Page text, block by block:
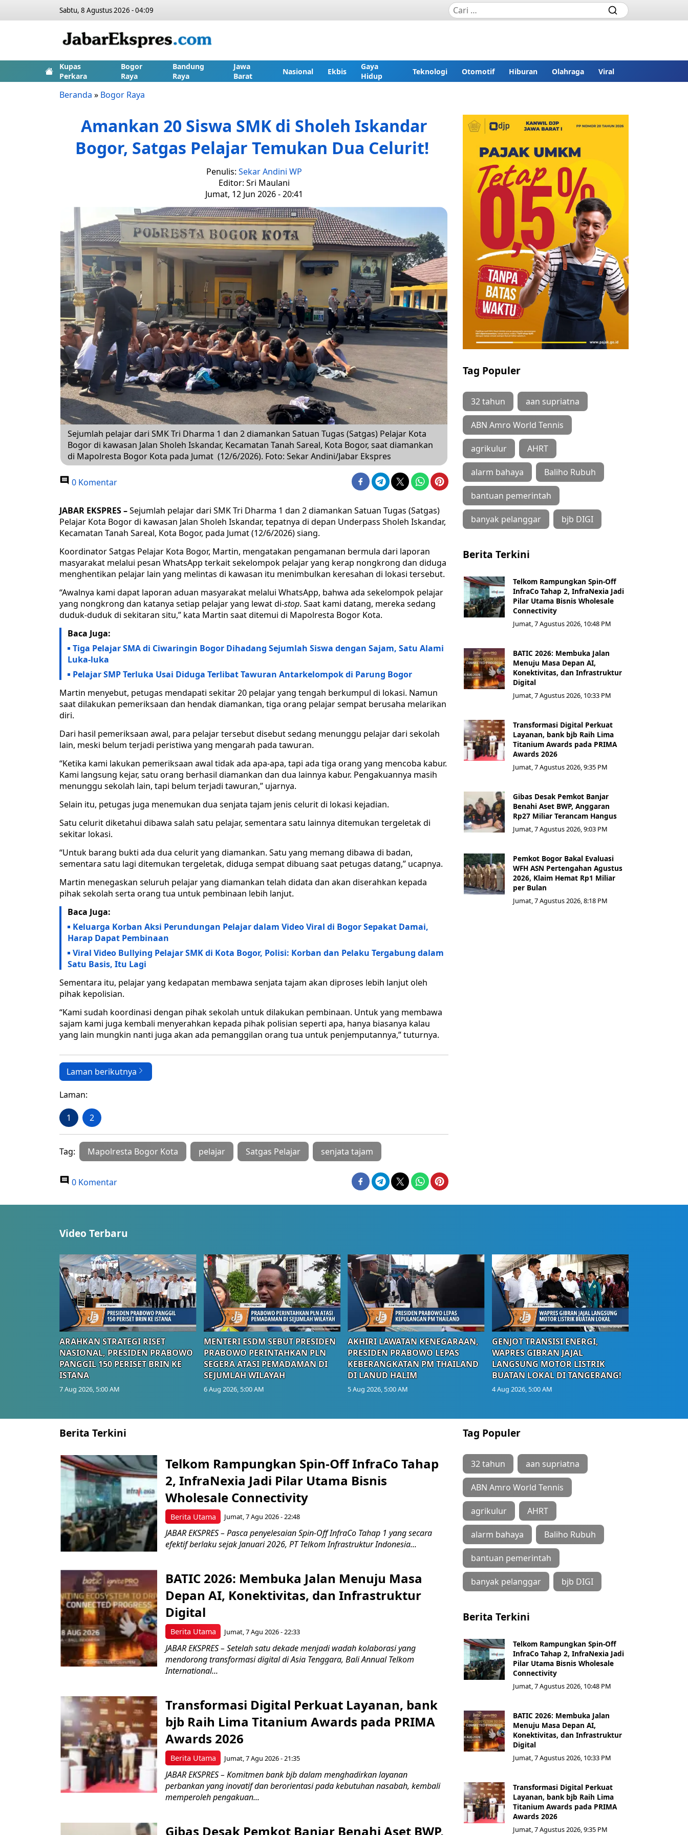
Sabtu, 8 Agustus 2026 - 04:09
Kupas
Perkara
Bogor
Raya
Bandung
Raya
Jawa
Barat
Nasional Ekbis
Gaya
Hidup
Teknologi Otomotif Hiburan Olahraga Viral
Beranda » Bogor Raya
Amankan 20 Siswa SMK di Sholeh Iskandar
Bogor, Satgas Pelajar Temukan Dua Celurit!
Penulis: Sekar Andini WP
Editor: Sri Maulani
Jumat, 12 Jun 2026 - 20:41
Sejumlah pelajar dari SMK Tri Dharma 1 dan 2 diamankan Satuan Tugas (Satgas) Pelajar Kota
Bogor di kawasan Jalan Sholeh Iskandar, Kecamatan Tanah Sareal, Kota Bogor, saat diamankan
di Mapolresta Bogor Kota pada Jumat (12/6/2026). Foto: Sekar Andini/Jabar Ekspres
0 Komentar
JABAR EKSPRES –Sejumlah pelajar dari SMK Tri Dharma 1 dan 2 diamankan Satuan Tugas (Satgas)
Pelajar Kota Bogor di kawasan Jalan Sholeh Iskandar, tepatnya di depan Underpass Sholeh Iskandar,
Kecamatan Tanah Sareal, Kota Bogor, pada Jumat (12/6/2026) siang.
Koordinator Satgas Pelajar Kota Bogor, Martin, mengatakan pengamanan bermula dari laporan
masyarakat melalui pesan WhatsApp terkait sekelompok pelajar yang kerap nongkrong dan diduga
menghentikan pelajar lain yang melintas di kawasan itu menimbulkan keresahan di lokasi tersebut.
“Awalnya kami dapat laporan aduan masyarakat melalui WhatsApp, bahwa ada sekelompok pelajar
yang nongkrong dan katanya setiap pelajar yang lewat di-stop. Saat kami datang, mereka sedang
duduk-duduk di sekitaran situ,” kata Martin saat ditemui di Mapolresta Bogor Kota.
Baca Juga:
Tiga Pelajar SMA di Ciwaringin Bogor Dihadang Sejumlah Siswa dengan Sajam, Satu Alami
Luka-luka
Pelajar SMP Terluka Usai Diduga Terlibat Tawuran Antarkelompok di Parung Bogor
Martin menyebut, petugas mendapati sekitar 20 pelajar yang tengah berkumpul di lokasi. Namun
saat dilakukan pemeriksaan dan hendak diamankan, tiga orang pelajar sempat berusaha melarikan
diri.
Dari hasil pemeriksaan awal, para pelajar tersebut disebut sedang menunggu pelajar dari sekolah
lain, meski belum terjadi peristiwa yang mengarah pada tawuran.
“Ketika kami lakukan pemeriksaan awal tidak ada apa-apa, tapi ada tiga orang yang mencoba kabur.
Kami langsung kejar, satu orang berhasil diamankan dan dua lainnya kabur. Pengakuannya masih
menunggu sekolah lain, tapi belum terjadi tawuran,” ujarnya.
Selain itu, petugas juga menemukan dua senjata tajam jenis celurit di lokasi kejadian.
Satu celurit diketahui dibawa salah satu pelajar, sementara satu lainnya ditemukan tergeletak di
sekitar lokasi.
“Untuk barang bukti ada dua celurit yang diamankan. Satu yang memang dibawa di badan,
sementara satu lagi ditemukan tergeletak, diduga sempat dibuang saat petugas datang,” ucapnya.
Martin menegaskan seluruh pelajar yang diamankan telah didata dan akan diserahkan kepada
pihak sekolah serta orang tua untuk pembinaan lebih lanjut.
Baca Juga:
Keluarga Korban Aksi Perundungan Pelajar dalam Video Viral di Bogor Sepakat Damai,
Harap Dapat Pembinaan
Viral Video Bullying Pelajar SMK di Kota Bogor, Polisi: Korban dan Pelaku Tergabung dalam
Satu Basis, Itu Lagi
Sementara itu, pelajar yang kedapatan membawa senjata tajam akan diproses lebih lanjut oleh
pihak kepolisian.
“Kami sudah koordinasi dengan pihak sekolah untuk dilakukan pembinaan. Untuk yang membawa
sajam kami juga kembali menyerahkan kepada pihak polisian seperti apa, hanya biasanya kalau
yang lain mungkin nanti juga akan ada pemanggilan orang tua untuk penjemputannya,” tuturnya.
Laman berikutnya
Laman:
1 2
Tag: Mapolresta Bogor Kota pelajar Satgas Pelajar senjata tajam
0 Komentar
Tag Populer
32 tahun aan supriatna
ABN Amro World Tennis
agrikulur AHRT
alarm bahaya Baliho Rubuh
bantuan pemerintah
banyak pelanggar bjb DIGI
Berita Terkini
Telkom Rampungkan Spin-Off
InfraCo Tahap 2, InfraNexia Jadi
Pilar Utama Bisnis Wholesale
Connectivity
Jumat, 7 Agustus 2026, 10:48 PM
BATIC 2026: Membuka Jalan
Menuju Masa Depan AI,
Konektivitas, dan Infrastruktur
Digital
Jumat, 7 Agustus 2026, 10:33 PM
Transformasi Digital Perkuat
Layanan, bank bjb Raih Lima
Titanium Awards pada PRIMA
Awards 2026
Jumat, 7 Agustus 2026, 9:35 PM
Gibas Desak Pemkot Banjar
Benahi Aset BWP, Anggaran
Rp27 Miliar Terancam Hangus
Jumat, 7 Agustus 2026, 9:03 PM
Pemkot Bogor Bakal Evaluasi
WFH ASN Pertengahan Agustus
2026, Klaim Hemat Rp1 Miliar
per Bulan
Jumat, 7 Agustus 2026, 8:18 PM
Video Terbaru
ARAHKAN STRATEGI RISET
NASIONAL, PRESIDEN PRABOWO
PANGGIL 150 PERISET BRIN KE
ISTANA
7 Aug 2026, 5:00 AM
MENTERI ESDM SEBUT PRESIDEN
PRABOWO PERINTAHKAN PLN
SEGERA ATASI PEMADAMAN DI
SEJUMLAH WILAYAH
6 Aug 2026, 5:00 AM
AKHIRI LAWATAN KENEGARAAN,
PRESIDEN PRABOWO LEPAS
KEBERANGKATAN PM THAILAND
DI LANUD HALIM
5 Aug 2026, 5:00 AM
GENJOT TRANSISI ENERGI,
WAPRES GIBRAN JAJAL
LANGSUNG MOTOR LISTRIK
BUATAN LOKAL DI TANGERANG!
4 Aug 2026, 5:00 AM
Berita Terkini
Berita Utama
Telkom Rampungkan Spin-Off InfraCo Tahap
2, InfraNexia Jadi Pilar Utama Bisnis
Wholesale Connectivity
Jumat, 7 Agu 2026 - 22:48
JABAR EKSPRES – Pasca penyelesaian Spin-Off InfraCo Tahap 1 yang secara
efektif berlaku sejak Januari 2026, PT Telkom Infrastruktur Indonesia...
Berita Utama
BATIC 2026: Membuka Jalan Menuju Masa
Depan AI, Konektivitas, dan Infrastruktur
Digital
Jumat, 7 Agu 2026 - 22:33
JABAR EKSPRES – Setelah satu dekade menjadi wadah kolaborasi yang
mendorong transformasi digital di Asia Tenggara, Bali Annual Telkom
International...
Berita Utama
Transformasi Digital Perkuat Layanan, bank
bjb Raih Lima Titanium Awards pada PRIMA
Awards 2026
Jumat, 7 Agu 2026 - 21:35
JABAR EKSPRES – Komitmen bank bjb dalam menghadirkan layanan
perbankan yang inovatif dan berorientasi pada kebutuhan nasabah, kembali
memperoleh pengakuan...
Gibas Desak Pemkot Banjar Benahi Aset BWP,
Tag Populer
32 tahun aan supriatna
ABN Amro World Tennis
agrikulur AHRT
alarm bahaya Baliho Rubuh
bantuan pemerintah
banyak pelanggar bjb DIGI
Berita Terkini
Telkom Rampungkan Spin-Off
InfraCo Tahap 2, InfraNexia Jadi
Pilar Utama Bisnis Wholesale
Connectivity
Jumat, 7 Agustus 2026, 10:48 PM
BATIC 2026: Membuka Jalan
Menuju Masa Depan AI,
Konektivitas, dan Infrastruktur
Digital
Jumat, 7 Agustus 2026, 10:33 PM
Transformasi Digital Perkuat
Layanan, bank bjb Raih Lima
Titanium Awards pada PRIMA
Awards 2026
Jumat, 7 Agustus 2026, 9:35 PM